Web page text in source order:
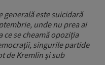
generală este suicidară
unde nu prea ai
ce se cheamă opoziția
singurile partide
de Kremlin și sub